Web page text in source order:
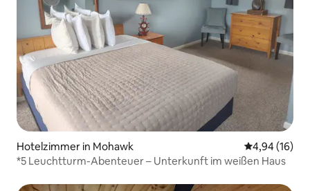
Hotelzimmer in Mohawk
4,94 (16)
*5 Leuchtturm-Abenteuer – Unterkunft im weißen Haus